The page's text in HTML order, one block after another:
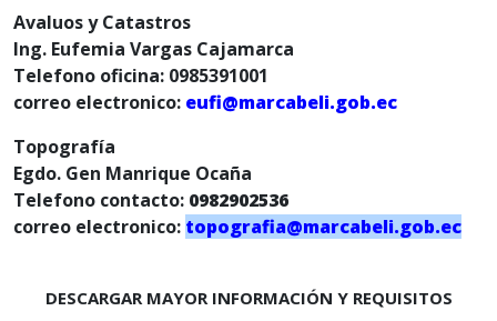
Avaluos y Catastros
Ing. Eufemia Vargas Cajamarca
Telefono oficina: 0985391001
correo electronico: eufi@marcabeli.gob.ec
Topografía
Egdo. Gen Manrique Ocaña
Telefono contacto: 0982902536
correo electronico: topografia@marcabeli.gob.ec
DESCARGAR MAYOR INFORMACIÓN Y REQUISITOS